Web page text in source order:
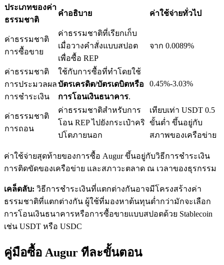
เงินกู้
บริการยืมเงินที่ได้รับการสนับสนุนจาก Crypto
คว้าผลกำไรระยะยาวและผลประโยชน์ที่ยืดหยุ่น
ประเภทของค่า
ธรรมชาติ
คำอธิบาย ค่าใช้จ่ายทั่วไป
ค่าธรรมชาติ
การซื้อขาย
ค่าธรรมชาติที่เรียกเก็บ
เมื่อวางคำสั่งแบบสปอต
เพื่อซื้อ REP
จาก 0.0089%
ค่าธรรมชาติ
การประมวลผล
การชำระเงิน
ใช้กับการซื้อที่ทำโดยใช้
บัตรเครดิต/บัตรเดบิตหรือ
การโอนเงินธนาคาร.
0.45%-3.03%
ค่าธรรมชาติ
การถอน
ค่าธรรมชาติสำหรับการ
โอน REP ไปยังกระเป๋าคริ
ปโตภายนอก
เทียบเท่า USDT 0.5
ขั้นต่ำ ขึ้นอยู่กับ
สภาพของเครือข่าย
ค่าใช้จ่ายสุดท้ายของการซื้อ Augur ขึ้นอยู่กับวิธีการชำระเงิน
การติดขัดของเครือข่าย และสภาวะตลาด ณ เวลาของธุรกรรม
เคล็ดลับ: วิธีการชำระเงินที่แตกต่างกันอาจมีโครงสร้างค่า
ธรรมชาติที่แตกต่างกัน ผู้ใช้ที่มองหาต้นทุนต่ำกว่ามักจะเลือก
การโอนเงินธนาคารหรือการซื้อขายแบบสปอตด้วย Stablecoin
เช่น USDT หรือ USDC
คู่มือซื้อ Augur ทีละขั้นตอน